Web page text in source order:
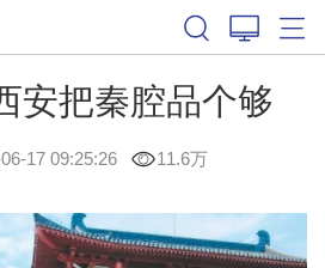
把秦腔品个够
17 09:25:26 11.6万